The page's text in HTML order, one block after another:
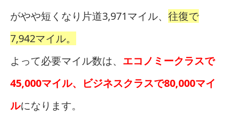
がやや短くなり片道3,971マイル、 往復で
7,942マイル。
よって必要マイル数は、 エコノミークラスで
45,000マイル、ビジネスクラスで80,000マイ
ルになります。